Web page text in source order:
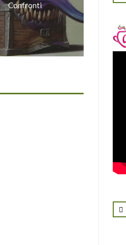
Confronti
